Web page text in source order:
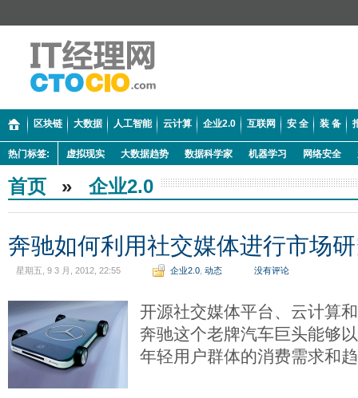
区块链 大数据 人工智能 云计算 企业2.0 互联网 安 全 装 备
热门标签: 虚拟现实 大数据趋势 数据科学家 机器学习 网络安全
首页 » 企业2.0
奔驰如何利用社交媒体进行市场
星期五, 9 3 月, 2012, 22:55 企业2.0 动态 没有评论
开源社交媒体平台、云计算
奔驰这个老牌汽车巨头能够
年轻用户群体的消费需求和